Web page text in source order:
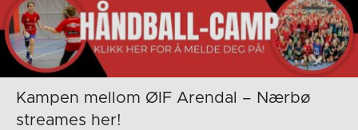
Kampen mellom ØIF Arendal – Nærbø
streames her!